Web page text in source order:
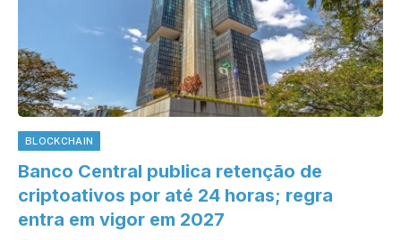
BLOCKCHAIN
Banco Central publica retenção de
criptoativos por até 24 horas; regra
entra em vigor em 2027